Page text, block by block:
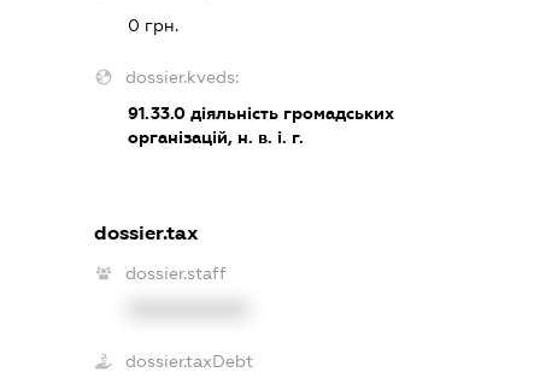
0 грн.
dossier.kveds:
91.33.0діяльність громадських
організацій, н. в. і. г.
dossier.tax
dossier.staff
dossier.taxDebt